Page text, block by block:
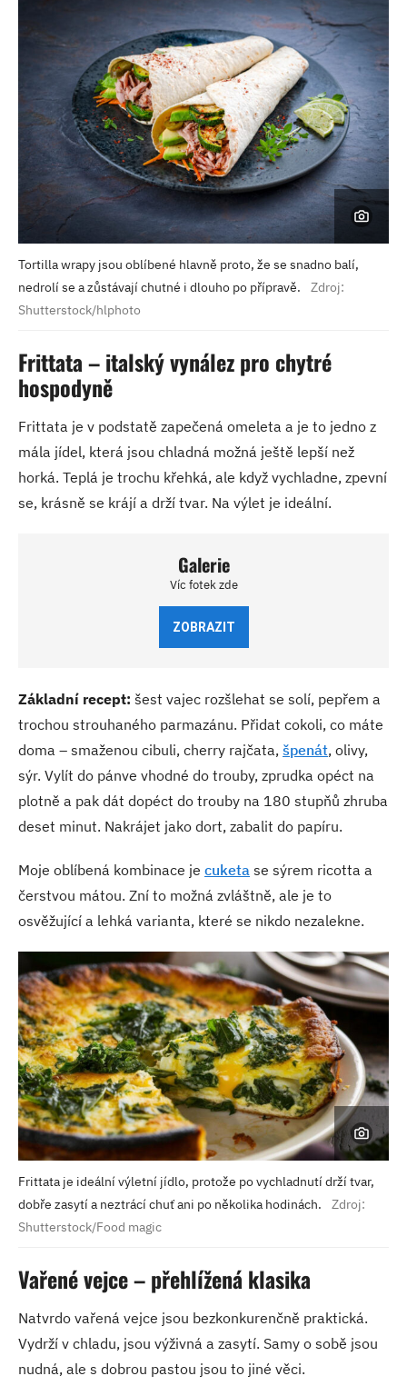
Tortilla wrapy jsou oblíbené hlavně proto, že se snadno balí,
nedrolí se a zůstávají chutné i dlouho po přípravě.
Zdroj:
Shutterstock/hlphoto
Frittata – italský vynález pro chytré
hospodyně
Frittata je v podstatě zapečená omeleta a je to jedno z
mála jídel, která jsou chladná možná ještě lepší než
horká. Teplá je trochu křehká, ale když vychladne, zpevní
se, krásně se krájí a drží tvar. Na výlet je ideální.
Galerie
Víc fotek zde
ZOBRAZIT
Základní recept: šest vajec rozšlehat se solí, pepřem a
trochou strouhaného parmazánu. Přidat cokoli, co máte
doma – smaženou cibuli, cherry rajčata, špenát, olivy,
sýr. Vylít do pánve vhodné do trouby, zprudka opéct na
plotně a pak dát dopéct do trouby na 180 stupňů zhruba
deset minut. Nakrájet jako dort, zabalit do papíru.
Moje oblíbená kombinace je cuketa se sýrem ricotta a
čerstvou mátou. Zní to možná zvláštně, ale je to
osvěžující a lehká varianta, které se nikdo nezalekne.
Frittata je ideální výletní jídlo, protože po vychladnutí drží tvar,
dobře zasytí a neztrácí chuť ani po několika hodinách.
Zdroj:
Shutterstock/Food magic
Vařené vejce – přehlížená klasika
Natvrdo vařená vejce jsou bezkonkurenčně praktická.
Vydrží v chladu, jsou výživná a zasytí. Samy o sobě jsou
nudná, ale s dobrou pastou jsou to jiné věci.